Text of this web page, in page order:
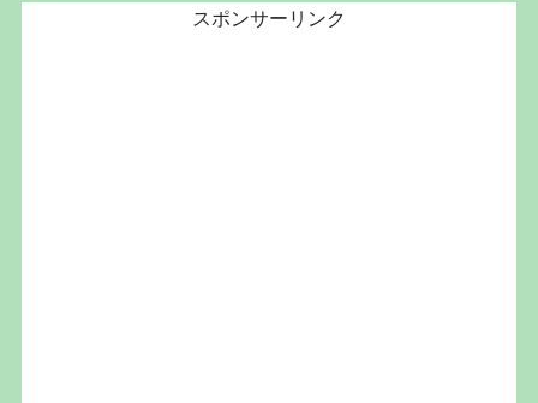
スポンサーリンク